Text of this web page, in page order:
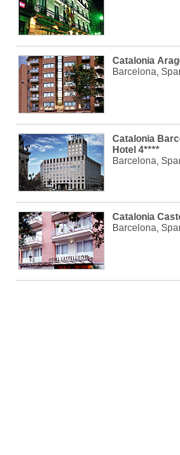
Catalonia
Barcelona,
Catalonia
Hotel 4****
Barcelona,
Catalonia
Barcelona,